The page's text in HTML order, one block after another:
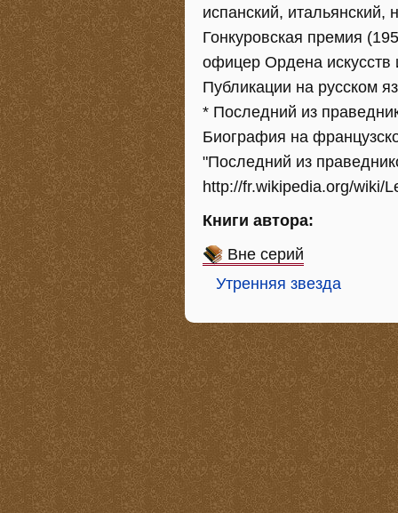
испанский,
Гонкуровская премия
офицер Ордена искусств
Публикации на русском
* Последний из
Биография на
"Последний из
http://fr.wikipedia.org/wiki/
Книги автора:
Вне серий
Утренняя звезда